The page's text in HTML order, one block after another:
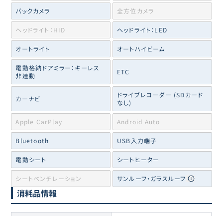
バックカメラ 全方位カメラ
ヘッドライト：HID ヘッドライト：LED
オートライト オートハイビーム
電動格納ドアミラー：キーレス
非連動
ETC
カーナビ
ドライブレコーダー (SDカード
なし)
Apple CarPlay Android Auto
Bluetooth USB入力端子
電動シート シートヒーター
シートベンチレーション サンルーフ・ガラスルーフ
消耗品情報